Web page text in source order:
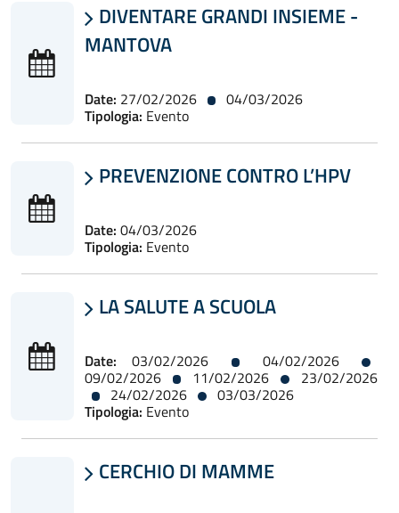
 DIVENTARE GRANDI INSIEME -
MANTOVA
Date: 27/02/2026 04/03/2026
Tipologia: Evento
 PREVENZIONE CONTRO L’HPV
Date: 04/03/2026
Tipologia: Evento
 LA SALUTE A SCUOLA
Date: 03/02/2026 04/02/2026
09/02/2026 11/02/2026 23/02/2026
24/02/2026 03/03/2026
Tipologia: Evento
 CERCHIO DI MAMME